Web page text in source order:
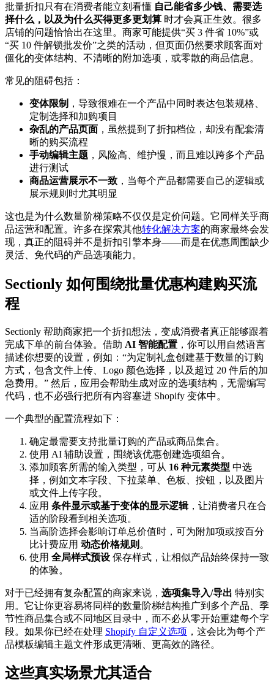
批量折扣只有在消费者能立刻看懂 自己能省多少钱、需要选
择什么，以及为什么买得更多更划算 时才会真正生效。很多
店铺的问题恰恰出在这里。商家可能提供“买 3 件省 10%”或
“买 10 件解锁批发价”之类的活动，但页面仍然要求顾客面对
僵化的变体结构、不清晰的附加选项，或零散的商品信息。
常见的阻碍包括：
变体限制 ，导致很难在一个产品中同时表达包装规格、
定制选择和加购项目
杂乱的产品页面 ，虽然提到了折扣档位，却没有配套清
晰的购买流程
手动编辑主题 ，风险高、维护慢，而且难以跨多个产品
进行测试
商品运营展示不一致 ，当每个产品都需要自己的逻辑或
展示规则时尤其明显
这也是为什么数量阶梯策略不仅仅是定价问题。它同样关乎商
品运营和配置。许多在探索其他转化解决方案的商家最终会发
现，真正的阻碍并不是折扣引擎本身——而是在优惠周围缺少
灵活、免代码的产品选项能力。
Sectionly 如何围绕批量优惠构建购买流
程
Sectionly 帮助商家把一个折扣想法，变成消费者真正能够跟着
完成下单的前台体验。借助 AI 智能配置 ，你可以用自然语言
描述你想要的设置，例如：“为定制礼盒创建基于数量的订购
方式，包含文件上传、Logo 颜色选择，以及超过 20 件后的加
急费用。” 然后，应用会帮助生成对应的选项结构，无需编写
代码，也不必强行把所有内容塞进 Shopify 变体中。
一个典型的配置流程如下：
确定最需要支持批量订购的产品或商品集合。
使用 AI 辅助设置，围绕该优惠创建选项组合。
添加顾客所需的输入类型，可从 16 种元素类型 中选
择，例如文本字段、下拉菜单、色板、按钮，以及图片
或文件上传字段。
应用 条件显示或基于变体的显示逻辑，让消费者只在合
适的阶段看到相关选项。
当高阶选择会影响订单总价值时，可为附加项或按百分
比计费应用 动态价格规则 。
使用 全局样式预设 保存样式，让相似产品始终保持一致
的体验。
对于已经拥有复杂配置的商家来说， 选项集导入/导出 特别实
用。它让你更容易将同样的数量阶梯结构推广到多个产品、季
节性商品集合或不同地区目录中，而不必从零开始重建每个字
段。如果你已经在处理 Shopify 自定义选项 ，这会比为每个产
品模板编辑主题文件形成更清晰、更高效的路径。
这些真实场景尤其适合